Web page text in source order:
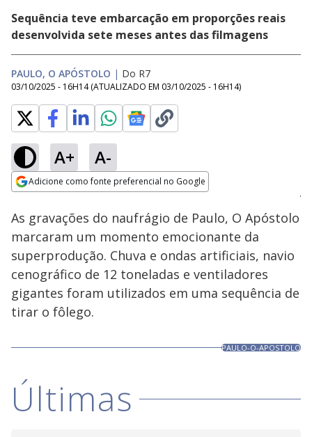
Sequência teve embarcação em proporções reais
desenvolvida sete meses antes das filmagens
PAULO, O APÓSTOLO | Do R7
03/10/2025 - 16H14 (ATUALIZADO EM 03/10/2025 - 16H14)
A+ A-
Adicione como fonte preferencial no Google
Ativar
100.00%
As gravações do naufrágio de Paulo, O Apóstolo
marcaram um momento emocionante da
superprodução. Chuva e ondas artificiais, navio
cenográfico de 12 toneladas e ventiladores
gigantes foram utilizados em uma sequência de
tirar o fôlego.
PAULO-O-APOSTOLO
Últimas